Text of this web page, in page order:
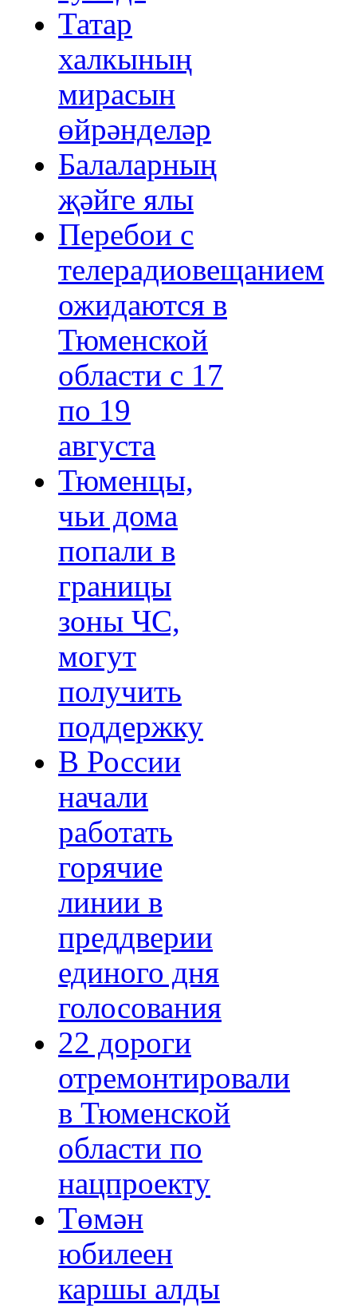
Татар
халкының
мирасын
өйрәнделәр
Балаларның
җәйге ялы
Перебои с
телерадиовещанием
ожидаются в
Тюменской
области с 17
по 19
августа
Тюменцы,
чьи дома
попали в
границы
зоны ЧС,
могут
получить
поддержку
В России
начали
работать
горячие
линии в
преддверии
единого дня
голосования
22 дороги
отремонтировали
в Тюменской
области по
нацпроекту
Төмән
юбилеен
каршы алды